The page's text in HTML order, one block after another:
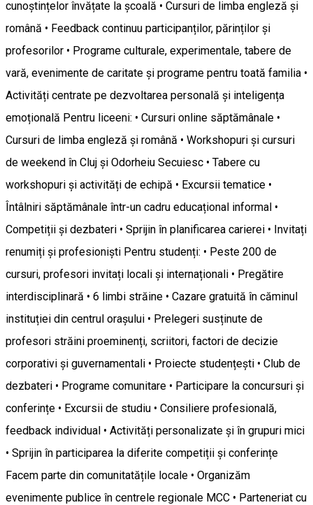
cunoștințelor învățate la școală • Cursuri de limba engleză și
română • Feedback continuu participanților, părinților și
profesorilor • Programe culturale, experimentale, tabere de
vară, evenimente de caritate și programe pentru toată familia •
Activități centrate pe dezvoltarea personală și inteligența
emoțională Pentru liceeni: • Cursuri online săptămânale •
Cursuri de limba engleză și română • Workshopuri și cursuri
de weekend în Cluj și Odorheiu Secuiesc • Tabere cu
workshopuri și activități de echipă • Excursii tematice •
Întâlniri săptămânale într-un cadru educațional informal •
Competiții și dezbateri • Sprijin în planificarea carierei • Invitați
renumiți și profesioniști Pentru studenți: • Peste 200 de
cursuri, profesori invitați locali și internaționali • Pregătire
interdisciplinară • 6 limbi străine • Cazare gratuită în căminul
instituției din centrul orașului • Prelegeri susținute de
profesori străini proeminenți, scriitori, factori de decizie
corporativi și guvernamentali • Proiecte studențești • Club de
dezbateri • Programe comunitare • Participare la concursuri și
conferințe • Excursii de studiu • Consiliere profesională,
feedback individual • Activități personalizate și în grupuri mici
• Sprijin în participarea la diferite competiții și conferințe
Facem parte din comunitatățile locale • Organizăm
evenimente publice în centrele regionale MCC • Parteneriat cu